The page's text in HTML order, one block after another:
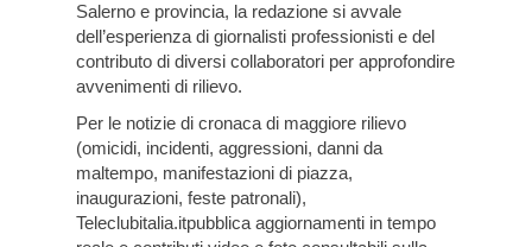
Salerno e provincia, la redazione si avvale
dell’esperienza di giornalisti professionisti e del
contributo di diversi collaboratori per approfondire
avvenimenti di rilievo.
Per le notizie di cronaca di maggiore rilievo
(omicidi, incidenti, aggressioni, danni da
maltempo, manifestazioni di piazza,
inaugurazioni, feste patronali),
Teleclubitalia.itpubblica aggiornamenti in tempo